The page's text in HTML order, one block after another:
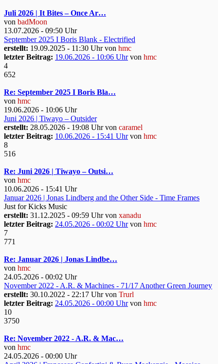
Juli 2026 | It Bites – Once Ar…
von badMoon
13.07.2026 - 09:50 Uhr
September 2025 I Boris Blank - Electrified
erstellt: 19.09.2025 - 11:30 Uhr von hmc
letzter Beitrag: 19.06.2026 - 10:06 Uhrvon hmc
4
652
Re: September 2025 I Boris Bla…
von hmc
19.06.2026 - 10:06 Uhr
Juni 2026 | Tiwayo – Outsider
erstellt: 28.05.2026 - 19:08 Uhr von caramel
letzter Beitrag: 10.06.2026 - 15:41 Uhrvon hmc
8
516
Re: Juni 2026 | Tiwayo – Outsi…
von hmc
10.06.2026 - 15:41 Uhr
Januar 2026 | Jonas Lindberg and the Other Side - Time Frames
Just for Kicks Music
erstellt: 31.12.2025 - 09:59 Uhr von xanadu
letzter Beitrag: 24.05.2026 - 00:02 Uhrvon hmc
7
771
Re: Januar 2026 | Jonas Lindbe…
von hmc
24.05.2026 - 00:02 Uhr
November 2022 - A.R. & Machines - 71/17 Another Green Journey
erstellt: 30.10.2022 - 22:17 Uhr von Trurl
letzter Beitrag: 24.05.2026 - 00:00 Uhrvon hmc
10
3750
Re: November 2022 - A.R. & Mac…
von hmc
24.05.2026 - 00:00 Uhr